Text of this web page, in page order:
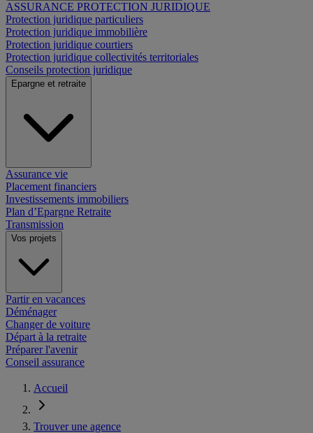
ASSURANCE PROTECTION JURIDIQUE
Protection juridique particuliers
Protection juridique immobilière
Protection juridique courtiers
Protection juridique collectivités territoriales
Conseils protection juridique
Epargne et retraite
Assurance vie
Placement financiers
Investissements immobiliers
Plan d’Epargne Retraite
Transmission
Vos projets
Partir en vacances
Déménager
Changer de voiture
Départ à la retraite
Préparer l'avenir
Conseil assurance
Accueil
Trouver une agence